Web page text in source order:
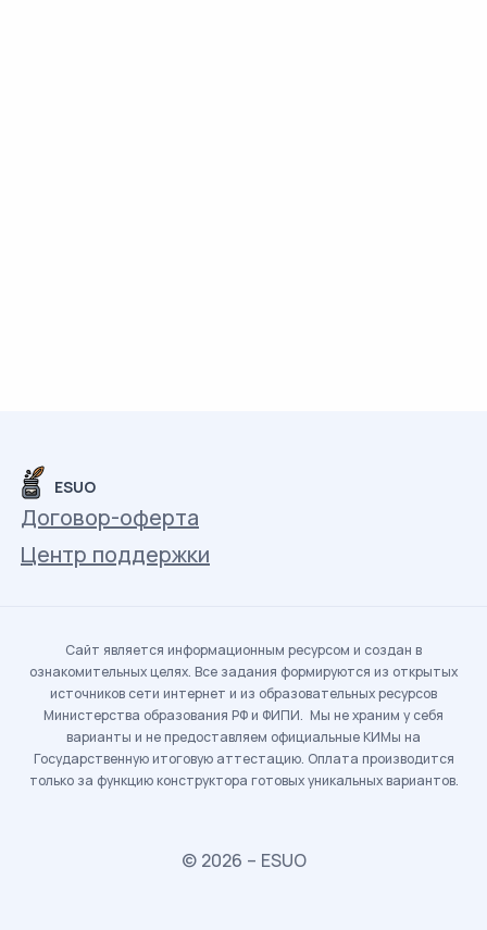
ESUO
Договор-оферта
Центр поддержки
Сайт является информационным ресурсом и создан в
ознакомительных целях. Все задания формируются из открытых
источников сети интернет и из образовательных ресурсов
Министерства образования РФ и ФИПИ. Мы не храним у себя
варианты и не предоставляем официальные КИМы на
Государственную итоговую аттестацию. Оплата производится
только за функцию конструктора готовых уникальных вариантов.
© 2026 – ESUO